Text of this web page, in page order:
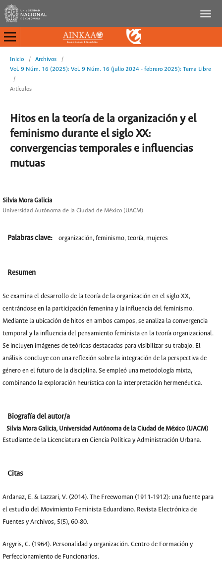
Inicio / Archivos
/
Vol. 9 Núm. 16 (2025): Vol. 9 Núm. 16 (julio 2024 - febrero 2025): Tema Libre
/
Artículos
Hitos en la teoría de la organización y el
feminismo durante el siglo XX:
convergencias temporales e influencias
mutuas
Silvia Mora Galicia
Universidad Autónoma de la Ciudad de México (UACM)
Palabras clave: organización, feminismo, teoría, mujeres
Resumen
Se examina el desarrollo de la teoría de la organización en el siglo XX,
centrándose en la participación femenina y la influencia del feminismo.
Mediante la ubicación de hitos en ambos campos, se analiza la convergencia
temporal y la influencia del pensamiento feminista en la teoría organizacional.
Se incluyen imágenes de teóricas destacadas para visibilizar su trabajo. El
análisis concluye con una reflexión sobre la integración de la perspectiva de
género en el futuro de la disciplina. Se empleó una metodología mixta,
combinando la exploración heurística con la interpretación hermenéutica.
Biografía del autor/a
Silvia Mora Galicia, Universidad Autónoma de la Ciudad de México (UACM)
Estudiante de la Licenciatura en Ciencia Política y Administración Urbana.
Citas
Ardanaz, E. & Lazzari, V. (2014). The Freewoman (1911-1912): una fuente para
el estudio del Movimiento Feminista Eduardiano. Revista Electrónica de
Fuentes y Archivos, 5(5), 60-80.
Argyris, C. (1964). Personalidad y organización. Centro de Formación y
Perfeccionamiento de Funcionarios.